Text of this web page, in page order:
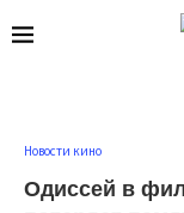
Новости кино
Одиссей в